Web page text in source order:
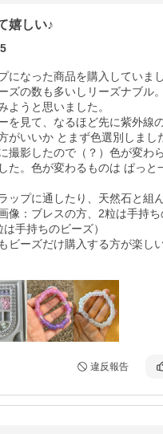
嬉しい♪
5
になった商品を購入していま
ズの数も多いしリーズナブル
ようと思いました。
を見て、なるほど先に紫外線
がいいか とまず色選別しまし
撮影したので（？）色が変わ
た。色が変わるものは ぱっと
ップに通したり、天然石と組
像：ブレスの方、2粒は手持ち
手持ちのビーズ）
ビーズだけ購入する方が楽し
違反報告